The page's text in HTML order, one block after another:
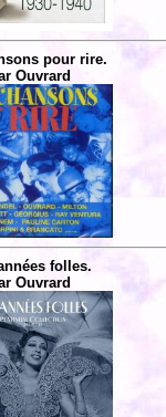
pour rire.
Ouvrard
folles.
Ouvrard